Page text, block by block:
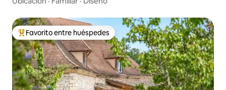
Favorito entre huéspedes preferido
Favorito entre huéspedes